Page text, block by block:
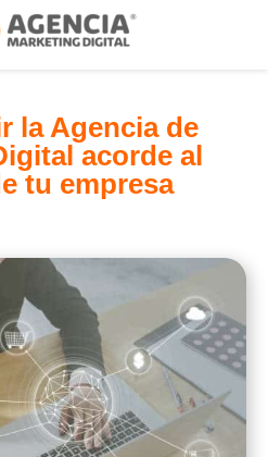
la Agencia de
acorde al
tu empresa